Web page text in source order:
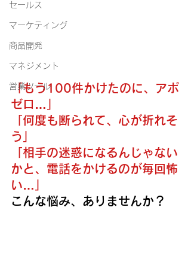
セールス
マーケティング
商品開発
マネジメント
営業ツール
「もう100件かけたのに、アポ
ゼロ…」
「何度も断られて、心が折れそ
う」
「相手の迷惑になるんじゃない
かと、電話をかけるのが毎回怖
い…」
こんな悩み、ありませんか？